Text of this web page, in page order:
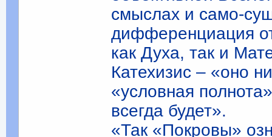
смыслах и само-
дифференциация
как Духа, так и
Катехизис – «оно
«условная
всегда будет».
«Так «Покровы»